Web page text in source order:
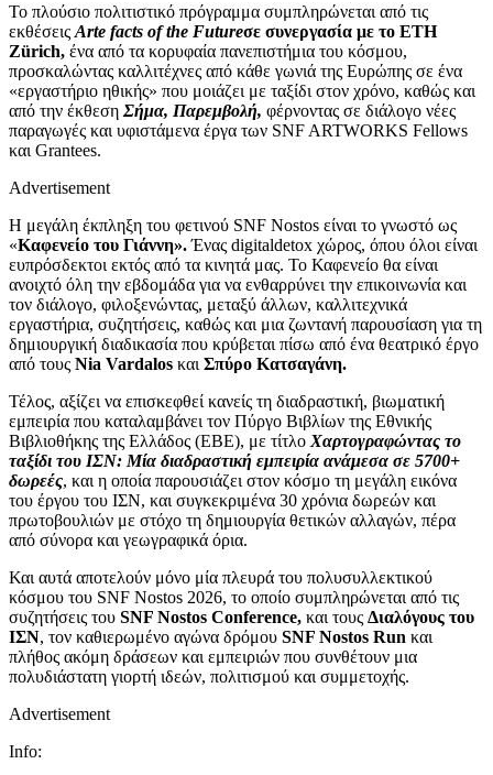
Το πλούσιο πολιτιστικό πρόγραμμα συμπληρώνεται από τις
εκθέσεις Arte facts of the Futureσε συνεργασία με το ETH
Zürich, ένα από τα κορυφαία πανεπιστήμια του κόσμου,
προσκαλώντας καλλιτέχνες από κάθε γωνιά της Ευρώπης σε ένα
«εργαστήριο ηθικής» που μοιάζει με ταξίδι στον χρόνο, καθώς και
από την έκθεση Σήμα, Παρεμβολή, φέρνοντας σε διάλογο νέες
παραγωγές και υφιστάμενα έργα των SNF ARTWORKS Fellows
και Grantees.
Advertisement
Η μεγάλη έκπληξη του φετινού SNF Nostos είναι το γνωστό ως
«Καφενείο του Γιάννη».Ένας digitaldetox χώρος, όπου όλοι είναι
ευπρόσδεκτοι εκτός από τα κινητά μας. Το Καφενείο θα είναι
ανοιχτό όλη την εβδομάδα για να ενθαρρύνει την επικοινωνία και
τον διάλογο, φιλοξενώντας, μεταξύ άλλων, καλλιτεχνικά
εργαστήρια, συζητήσεις, καθώς και μια ζωντανή παρουσίαση για τη
δημιουργική διαδικασία που κρύβεται πίσω από ένα θεατρικό έργο
από τους Nia Vardalos και Σπύρο Κατσαγάνη.
Τέλος, αξίζει να επισκεφθεί κανείς τη διαδραστική, βιωματική
εμπειρία που καταλαμβάνει τον Πύργο Βιβλίων της Εθνικής
Βιβλιοθήκης της Ελλάδος (ΕΒΕ), με τίτλο Χαρτογραφώντας το
ταξίδι του ΙΣΝ: Μία διαδραστική εμπειρία ανάμεσα σε 5700+
δωρεές, και η οποία παρουσιάζει στον κόσμο τη μεγάλη εικόνα
του έργου του ΙΣΝ, και συγκεκριμένα 30 χρόνια δωρεών και
πρωτοβουλιών με στόχο τη δημιουργία θετικών αλλαγών, πέρα
από σύνορα και γεωγραφικά όρια.
Και αυτά αποτελούν μόνο μία πλευρά του πολυσυλλεκτικού
κόσμου του SNF Nostos 2026, το οποίο συμπληρώνεται από τις
συζητήσεις του SNF Nostos Conference, και τους Διαλόγους του
ΙΣΝ, τον καθιερωμένο αγώνα δρόμου SNF Nostos Run και
πλήθος ακόμη δράσεων και εμπειριών που συνθέτουν μια
πολυδιάστατη γιορτή ιδεών, πολιτισμού και συμμετοχής.
Advertisement
Info: